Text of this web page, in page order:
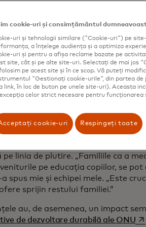
incluziunii financiare în
și ca o reamintire a ceea ce pot
bine aceste tipuri de plăți.
unei frecări
oferă o gură de oxigen
lume. În cazul lui Nguyễn Đức
auto din Vietnam care s-a mutat
pe linia de plutire. „Familiile ca a
pe educația copiilor, se
a spus mie și echipei mele. „Este
sprijin restului familiei.”
au, de asemenea, un impact
de dezvoltare durabilă ale ONU
cookie-uri și consimțământul
uri și tehnologii similare ("Cookie-uri") pe
a înțelege audiența și a optimiza
uri și pentru a afișa reclame bazate pe
site, cât și pe alte site-uri. Selectați de mai jos
pe acest site și în ce scop. Vă puteți
"Gestionați cookie-urile", din partea de
link, în loc de buton pe unele site-uri). Aceasta
celor strict necesare pentru funcționarea
cookie-uri Respingeți toate